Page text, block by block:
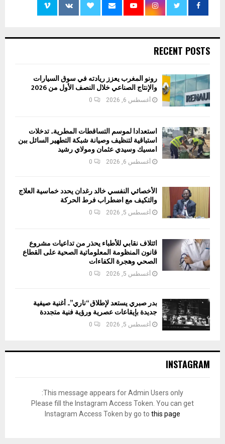
RECENT POSTS
رونو المغرب يعزز ريادته في سوق السيارات
والإنتاج الصناعي خلال النصف الأول من 2026
أغسطس 6, 2026 0
استعدادا لموسم التساقطات المطرية.. تدخلات
استباقية لتنظيف وصيانة شبكة التطهير السائل ببن
امسيك وسيدي عثمان ومولاي رشيد
أغسطس 6, 2026 0
الأخصائي النفسي خالد رغدان يحدد خماسية العلاج
والتكيف مع اضطراب فرط الحركة
أغسطس 5, 2026 0
ائتلاف نقابي للأطباء يحذر من تداعيات مشروع
قانون المنظومة المعلوماتية الصحية على القطاع
الصحي وهجرة الكفاءات
أغسطس 5, 2026 0
بدر صبري يستعد لإطلاق “ناري”.. أغنية صيفية
جديدة بإيقاعات عصرية ورؤية فنية متجددة
أغسطس 5, 2026 0
INSTAGRAM
This message appears for Admin Users only:
Please fill the Instagram Access Token. You can get
Instagram Access Token by go to this page